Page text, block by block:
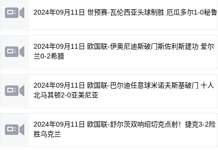
2024年09月11日 世预赛-瓦伦西亚头球制胜 厄瓜多尔1-0秘鲁
2024年09月11日 欧国联-伊奥尼迪斯破门斯佐利斯建功 爱尔
兰0-2希腊
2024年09月11日 欧国联-巴尔迪任意球米诺夫斯基破门 十人
北马其顿2-0亚美尼亚
2024年09月11日 欧国联-舒尔茨双响绍切克点射！捷克3-2险
胜乌克兰